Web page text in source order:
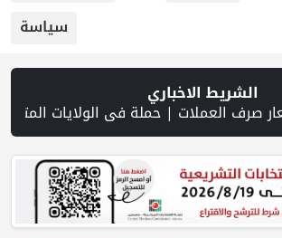
سياسة
الشريط الاخباري
المتحدة تدعو الأطباء لمقاطعة